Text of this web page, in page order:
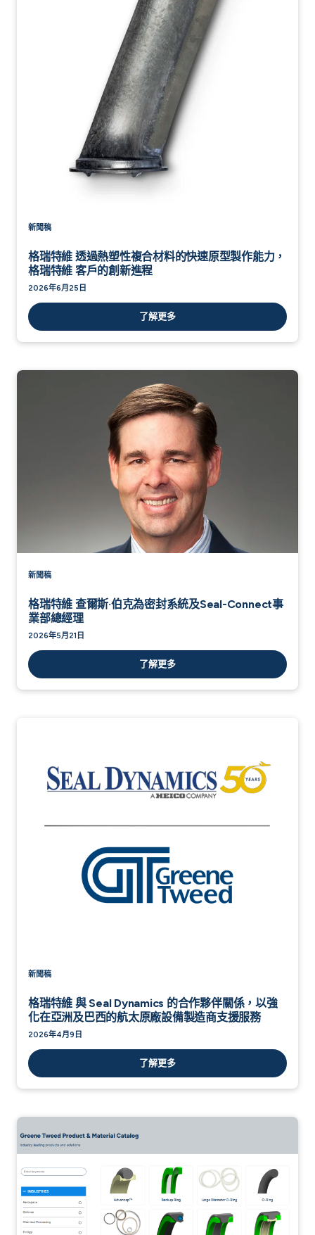
新聞稿
格瑞特維 透過熱塑性複合材料的快速原型製作能力，
格瑞特維 客戶的創新進程
2026年6月25日
了解更多
新聞稿
格瑞特維 查爾斯·伯克為密封系統及Seal-Connect事
業部總經理
2026年5月21日
了解更多
新聞稿
格瑞特維 與 Seal Dynamics 的合作夥伴關係，以強
化在亞洲及巴西的航太原廠設備製造商支援服務
2026年4月9日
了解更多